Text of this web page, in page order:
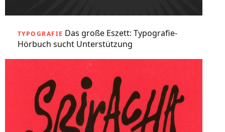
TYPOGRAFIE Das große Eszett: Typografie-
Hörbuch sucht Unterstützung